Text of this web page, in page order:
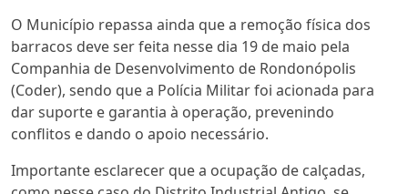
O Município repassa ainda que a remoção física dos
barracos deve ser feita nesse dia 19 de maio pela
Companhia de Desenvolvimento de Rondonópolis
(Coder), sendo que a Polícia Militar foi acionada para
dar suporte e garantia à operação, prevenindo
conflitos e dando o apoio necessário.
Importante esclarecer que a ocupação de calçadas,